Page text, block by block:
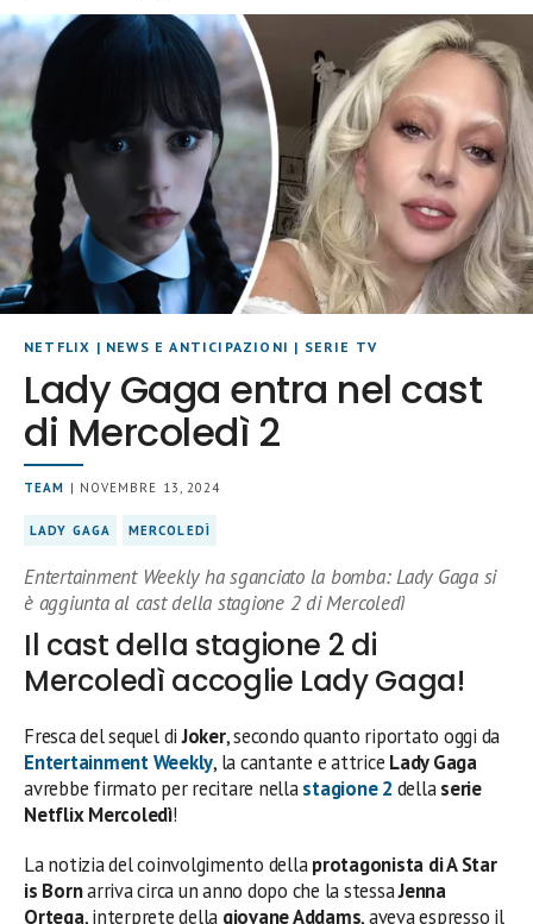
NETFLIX | NEWS E ANTICIPAZIONI | SERIE TV
Lady Gaga entra nel cast
di Mercoledì 2
TEAM | NOVEMBRE 13, 2024
LADY GAGA MERCOLEDÌ
Entertainment Weekly ha sganciato la bomba: Lady Gaga si
è aggiunta al cast della stagione 2 di Mercoledì
Il cast della stagione 2 di
Mercoledì accoglie Lady Gaga!
Fresca del sequel diJoker, secondo quanto riportato oggi da
Entertainment Weekly, la cantante e attrice Lady Gaga
avrebbe firmato per recitare nellastagione 2 dellaserie
Netflix Mercoledì!
La notizia del coinvolgimento dellaprotagonista di A Star
is Bornarriva circa un anno dopo che la stessaJenna
Ortega, interprete della giovane Addams, aveva espresso il